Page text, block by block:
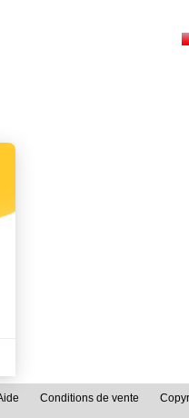
Conditions de vente